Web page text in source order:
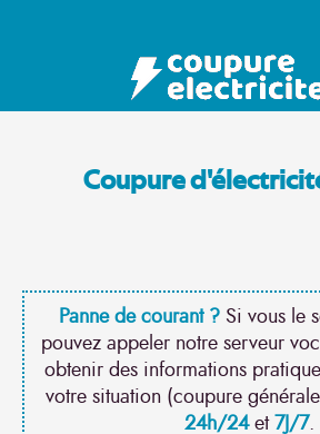
Coupure
Panne de courant ?Si vous le
pouvez appeler notre serveur
obtenir des informations
votre situation (coupure
24h/24et7J/7.